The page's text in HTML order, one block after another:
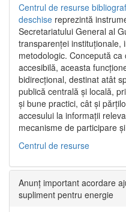
Centrul de resurse
deschise reprezintă
Secretariatului General al
transparenței instituționale,
metodologic. Concepută
accesibilă, aceasta
bidirecțional, destinat atât
publică centrală și locală,
și bune practici, cât și
accesului la informații
mecanisme de participare
Centrul de resurse
Anunț important acordare
supliment pentru energie